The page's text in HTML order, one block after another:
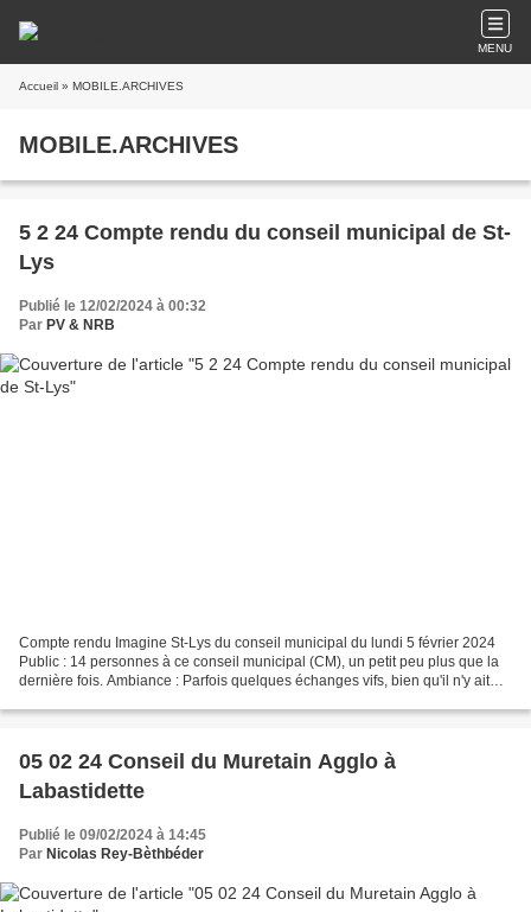
MENU
Accueil » MOBILE.ARCHIVES
MOBILE.ARCHIVES
5 2 24 Compte rendu du conseil municipal de St-
Lys
Publié le 12/02/2024 à 00:32
Par PV & NRB
Compte rendu Imagine St-Lys du conseil municipal du lundi 5 février 2024
Public : 14 personnes à ce conseil municipal (CM), un petit peu plus que la
dernière fois. Ambiance : Parfois quelques échanges vifs, bien qu'il n'y ait
05 02 24 Conseil du Muretain Agglo à
Labastidette
Publié le 09/02/2024 à 14:45
Par Nicolas Rey-Bèthbéder